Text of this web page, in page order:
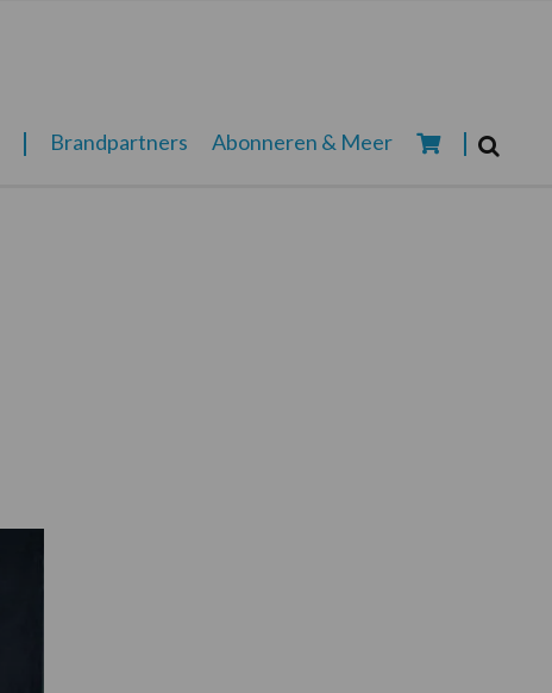
Brandpartners Abonneren & Meer